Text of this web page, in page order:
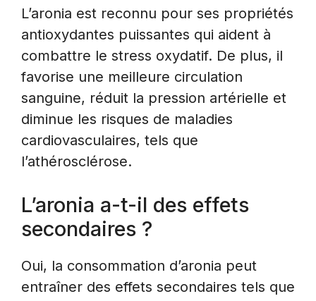
L’aronia est reconnu pour ses propriétés
antioxydantes puissantes qui aident à
combattre le stress oxydatif. De plus, il
favorise une meilleure circulation
sanguine, réduit la pression artérielle et
diminue les risques de maladies
cardiovasculaires, tels que
l’athérosclérose.
L’aronia a-t-il des effets
secondaires ?
Oui, la consommation d’aronia peut
entraîner des effets secondaires tels que